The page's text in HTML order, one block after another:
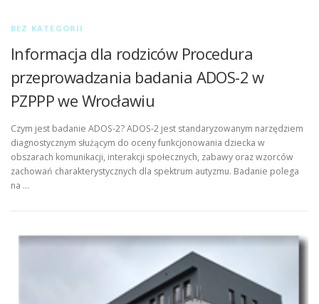
BEZ KATEGORII
Informacja dla rodziców Procedura
przeprowadzania badania ADOS-2 w
PZPPP we Wrocławiu
Czym jest badanie ADOS-2? ADOS-2 jest standaryzowanym narzędziem
diagnostycznym służącym do oceny funkcjonowania dziecka w
obszarach komunikacji, interakcji społecznych, zabawy oraz wzorców
zachowań charakterystycznych dla spektrum autyzmu. Badanie polega
na …